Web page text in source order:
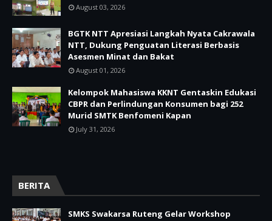
August 03, 2026
BGTK NTT Apresiasi Langkah Nyata Cakrawala
NTT, Dukung Penguatan Literasi Berbasis
Asesmen Minat dan Bakat
August 01, 2026
Kelompok Mahasiswa KKNT Gentaskin Edukasi
CBPR dan Perlindungan Konsumen bagi 252
Murid SMTK Benfomeni Kapan
July 31, 2026
BERITA
SMKS Swakarsa Ruteng Gelar Workshop